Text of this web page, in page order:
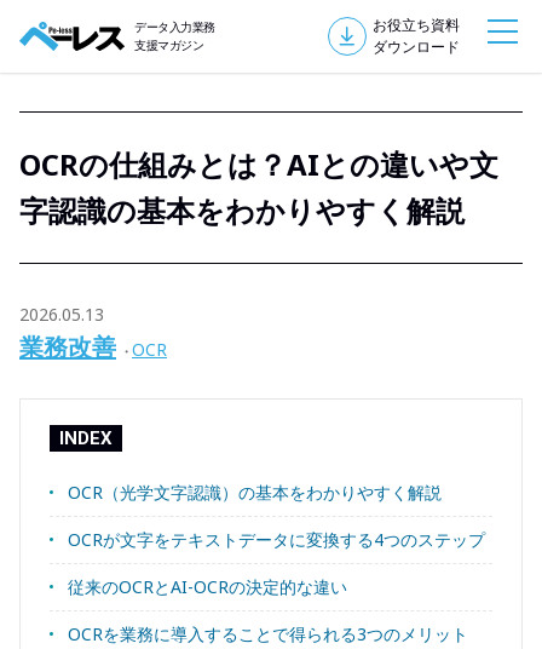
データ入力業務
支援マガジン
お役立ち資料
ダウンロード
OCRの仕組みとは？AIとの違いや文
字認識の基本をわかりやすく解説
2026.05.13
業務改善 OCR
INDEX
OCR（光学文字認識）の基本をわかりやすく解説
OCRが文字をテキストデータに変換する4つのステップ
従来のOCRとAI-OCRの決定的な違い
OCRを業務に導入することで得られる3つのメリット